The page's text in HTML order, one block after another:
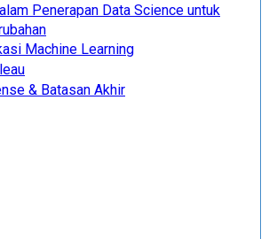
Penerapan Data Science untuk
Machine Learning
& Batasan Akhir